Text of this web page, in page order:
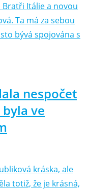
Itálie a novou
Ta má za sebou
bývá spojována s
nespočet
ve
kráska, ale
totiž, že je krásná,